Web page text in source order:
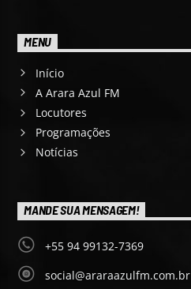
MENU
Início
A Arara Azul FM
Locutores
Programações
Notícias
MANDE SUA MENSAGEM!
+55 94 99132-7369
social@araraazulfm.com.br